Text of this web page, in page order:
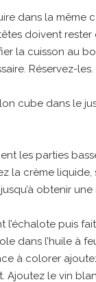
dans la même
doivent rester
la cuisson au
Réservez-les.
cube dans le
les parties
la crème
obtenir une
l’échalote puis
dans l’huile à
à colorer
Ajoutez le vin